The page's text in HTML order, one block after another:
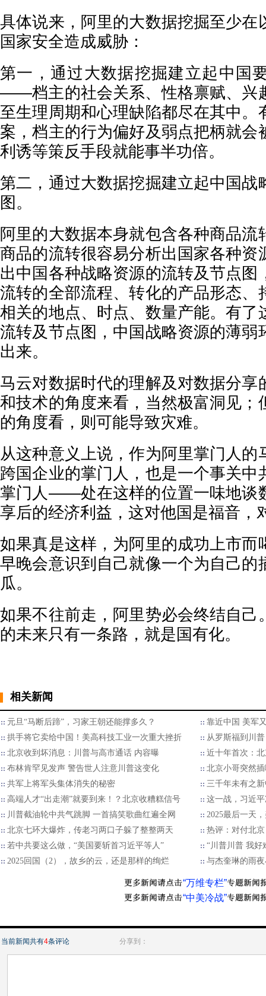
具体说来，阿里的大数据挖掘至少在
国家安全造成威胁：
第一，通过大数据挖掘建立起中国
——档主的社会关系、性格禀赋、兴
至生理周期和心理缺陷都尽在其中。
案，档主的行为偏好及弱点把柄就会
利诱等策反手段就能事半功倍。
第二，通过大数据挖掘建立起中国战
图。
阿里的大数据本身就包含各种商品流
商品的流转很容易分析出国家各种资
出中国各种战略资源的流转及节点图
流转的全部流程、转化的产品形态、
相关的地点、时点、数量产能。有了
流转及节点图，中国战略资源的薄弱
出来。
马云对数据时代的理解及对数据分享
和技术的角度来看，当然极富洞见；
的角度看，则可能导致灾难。
从这种意义上说，作为阿里掌门人的
跨国企业的掌门人，也是一个事关中
掌门人——处在这样的位置一味地谈
享后的经济利益，这对他国是福音，
如果真是这样，为阿里的成功上市而
早晚会意识到自己就像一个为自己的
瓜。
如果不往前走，阿里势必会终结自己
的未来只有一条路，就是国有化。
相关新闻
元旦“马断后蹄”，习家王朝还能撑多久？
靠近中国 美军
拱手将它卖给中国！美高科技工业一次重大挫折
从罗斯福到川
北京收到坏消息：川普与高市通话 内容曝
近十年首次：
布林肯罕见发声 警告世人注意川普这变化
北京小哥突然
共军上将军头集体消失的秘密
三千年未有之
高端人才“出走潮”就要到来！？北京收糟糕信号
这一战，习近
川普截油轮中共气跳脚 一首搞笑歌曲红遍全网
2025最后一天
北京七环大爆炸，传老习两口子躲了整整两天
热评：对付北
若中共要这么做，“美国要斩首习近平等人”
“川普川普 我好
2025回国（2），故乡的云，还是那样的绚烂
与杰奎琳的雨
“万维专栏”
“中美冷战”
当前新闻共有4条评论 分享到：